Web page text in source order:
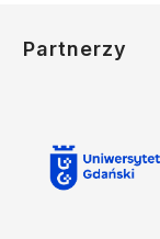
Partnerzy